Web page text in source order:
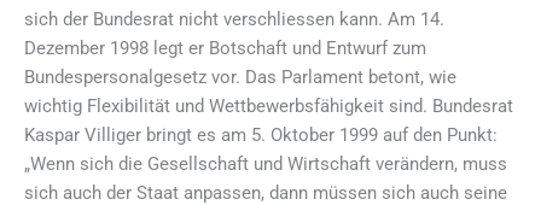
sich der Bundesrat nicht verschliessen kann. Am 14.
Dezember 1998 legt er Botschaft und Entwurf zum
Bundespersonalgesetz vor. Das Parlament betont, wie
wichtig Flexibilität und Wettbewerbsfähigkeit sind. Bundesrat
Kaspar Villiger bringt es am 5. Oktober 1999 auf den Punkt:
„Wenn sich die Gesellschaft und Wirtschaft verändern, muss
sich auch der Staat anpassen, dann müssen sich auch seine